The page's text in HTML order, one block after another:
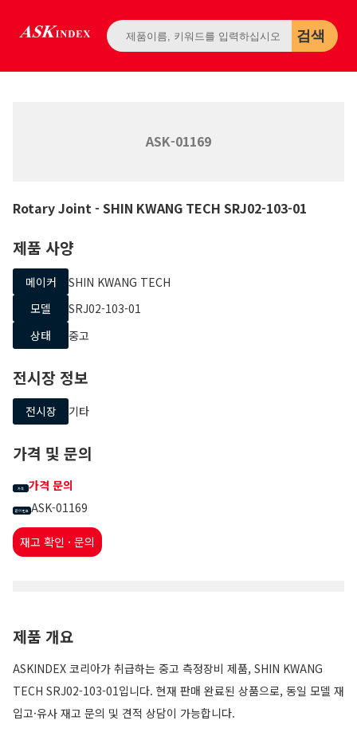
검색
ASK-01169
Rotary Joint- SHIN KWANG TECH SRJ02-103-01
제품 사양
메이커
SHIN KWANG TECH
모델
SRJ02-103-01
상태
중고
전시장 정보
전시장 기타
가격 및 문의
가격 가격 문의
문의 번호 ASK-01169
재고 확인 · 문의
제품 개요
ASKINDEX 코리아가 취급하는 중고 측정장비 제품, SHIN KWANG
TECH SRJ02-103-01입니다. 현재 판매 완료된 상품으로, 동일 모델 재
입고·유사 재고 문의 및 견적 상담이 가능합니다.